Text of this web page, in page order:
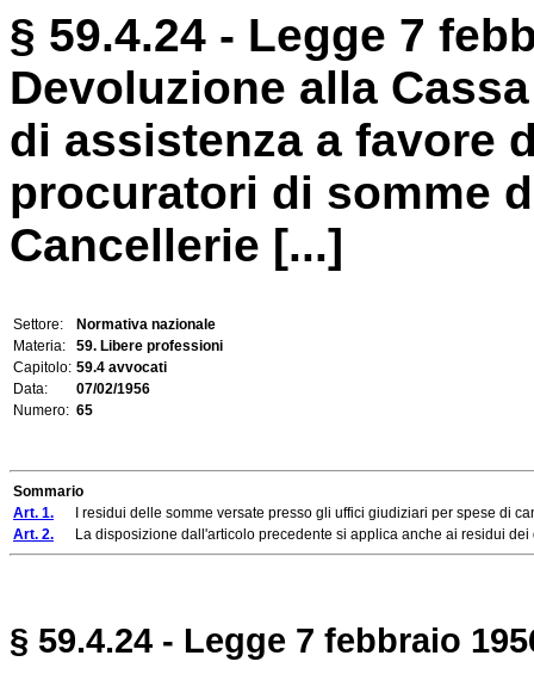
§ 59.4.24 - Legge 7
Devoluzione alla
di assistenza a favore
procuratori di somme
Cancellerie [...]
Settore:
Normativa nazionale
Materia:
59. Libere professioni
Capitolo: 59.4 avvocati
Data:
07/02/1956
Numero: 65
Sommario
Art. 1. I residui delle somme versate presso gli uffici giudiziari per spese di
Art. 2. La disposizione dall'articolo precedente si applica anche ai residui dei
§ 59.4.24 - Legge 7 febbraio